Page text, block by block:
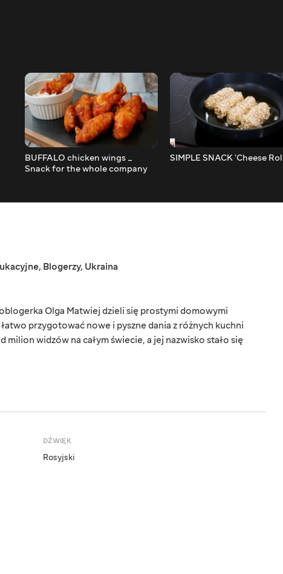
BUFFALO chicken wings _
Snack for the whole company
SIMPLE SNACK 'Cheese
, Blogerzy, Ukraina
Olga Matwiej dzieli się prostymi domowymi
przygotować nowe i pyszne dania z różnych kuchni
milion widzów na całym świecie, a jej nazwisko stało się
DŹWIĘK
Rosyjski